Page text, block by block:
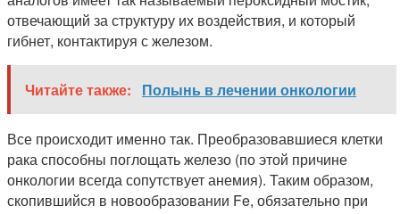
отвечающий за структуру их воздействия, и который
гибнет, контактируя с железом.
Читайте также: Полынь в лечении онкологии
Все происходит именно так. Преобразовавшиеся клетки
рака способны поглощать железо (по этой причине
онкологии всегда сопутствует анемия). Таким образом,
скопившийся в новообразовании Fe, обязательно при